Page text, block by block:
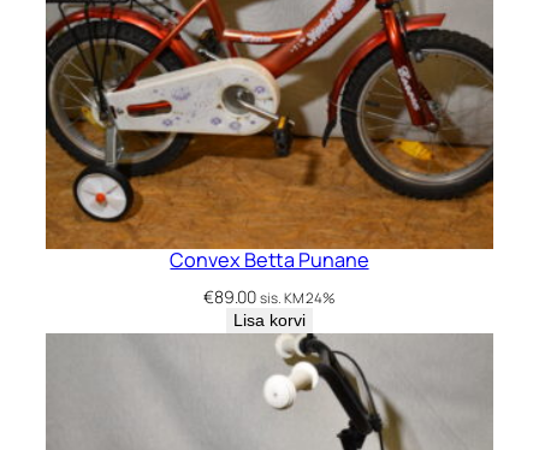
Convex Betta Punane
€89.00 sis. KM 24%
Lisa korvi